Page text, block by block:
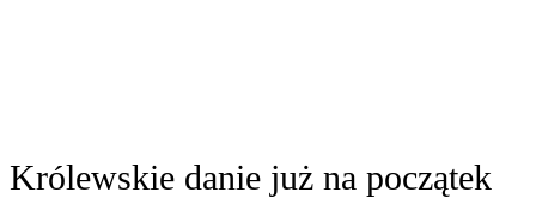
Królewskie danie już na początek